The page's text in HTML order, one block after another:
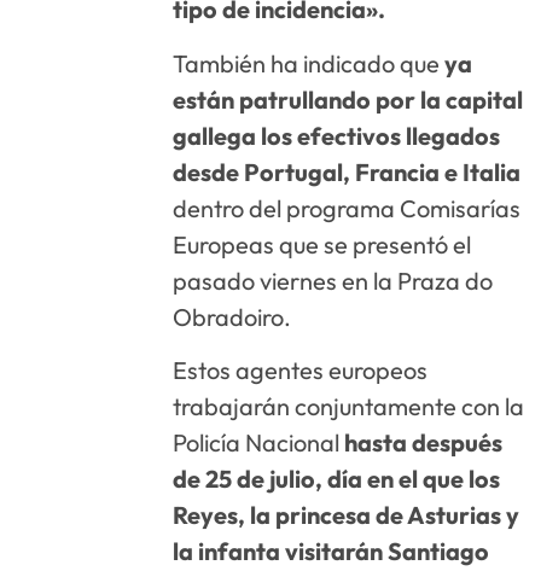
tipo de incidencia».
También ha indicado queya
están patrullando por la capital
gallega los efectivos llegados
desde Portugal, Francia e Italia
dentro del programa Comisarías
Europeas que se presentó el
pasado viernes en la Praza do
Obradoiro.
Estos agentes europeos
trabajarán conjuntamente con la
Policía Nacional hasta después
de 25 de julio, día en el que los
Reyes, la princesa de Asturias y
la infanta visitarán Santiago